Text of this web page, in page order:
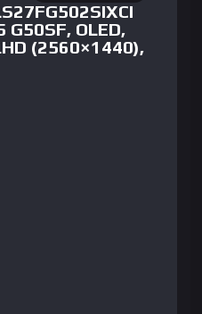
G50SF, OLED,
(2560×1440),